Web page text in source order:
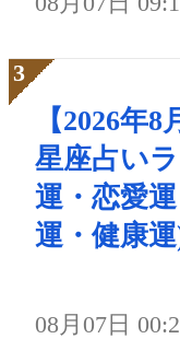
【2026年
星座占い
運・恋愛
運・健康
08月07日